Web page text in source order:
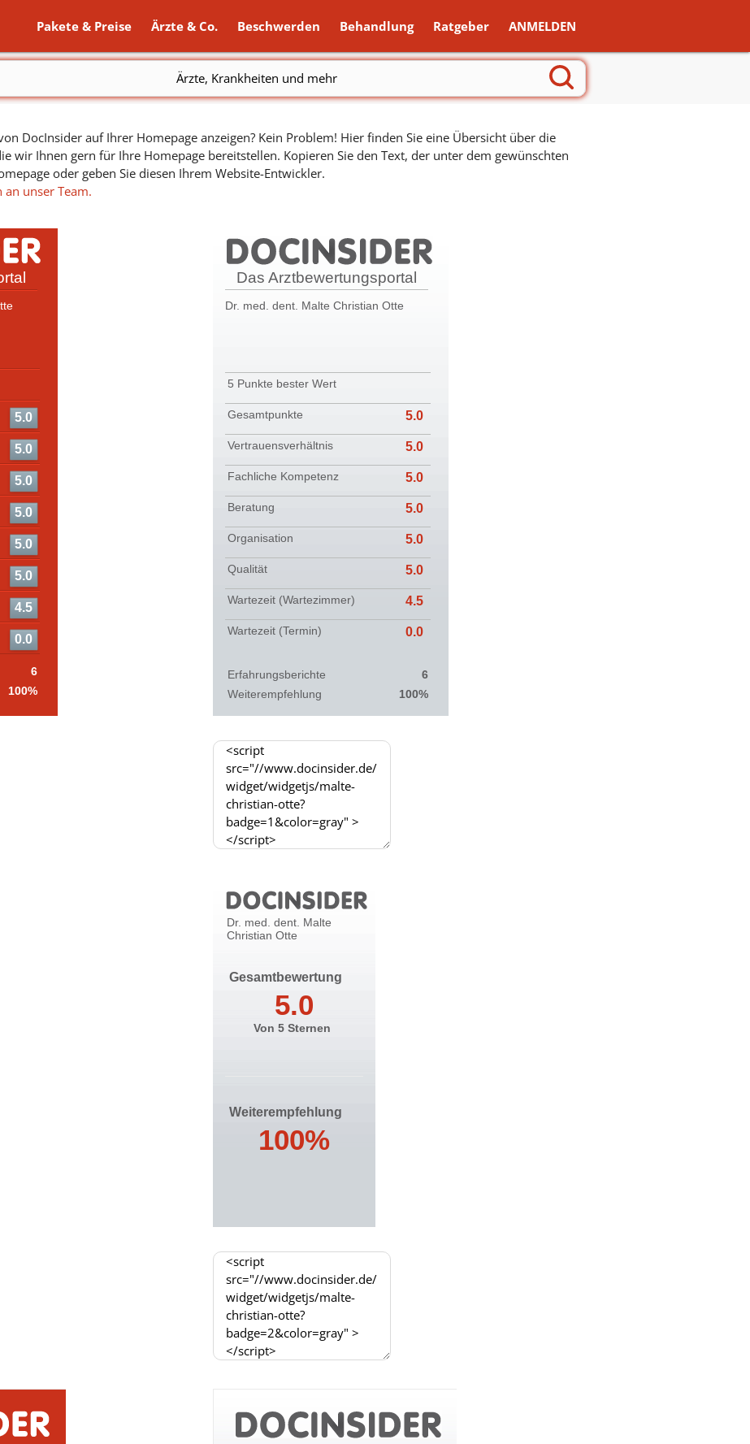
Pakete & Preise Ärzte & Co. Beschwerden Behandlung Ratgeber ANMELDEN
Ärzte, Krankheiten und mehr
DocInsider auf Ihrer Homepage anzeigen? Kein Problem! Hier finden Sie eine Übersicht über die
wir Ihnen gern für Ihre Homepage bereitstellen. Kopieren Sie den Text, der unter dem gewünschten
oder geben Sie diesen Ihrem Website-Entwickler.
an unser Team.